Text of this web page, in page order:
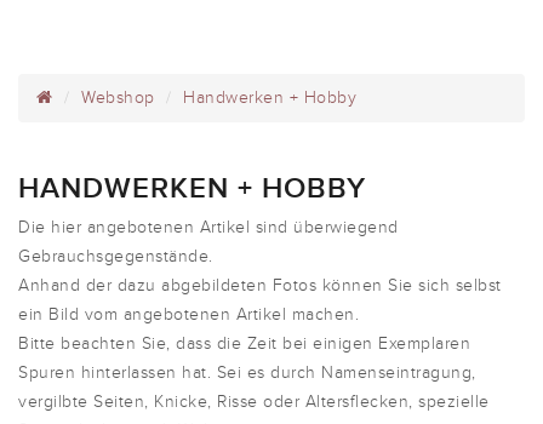
Webshop Handwerken + Hobby
HANDWERKEN + HOBBY
Die hier angebotenen Artikel sind überwiegend
Gebrauchsgegenstände.
Anhand der dazu abgebildeten Fotos können Sie sich selbst
ein Bild vom angebotenen Artikel machen.
Bitte beachten Sie, dass die Zeit bei einigen Exemplaren
Spuren hinterlassen hat. Sei es durch Namenseintragung,
vergilbte Seiten, Knicke, Risse oder Altersflecken, spezielle